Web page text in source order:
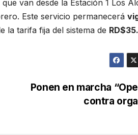
van desde la Estación 1 Los
Este servicio permanecerá
la tarifa fija del sistema de
Ponen en marcha
contra